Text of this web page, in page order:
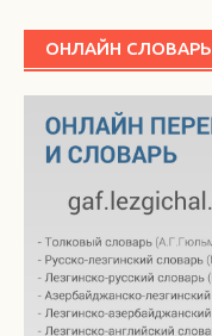
ОНЛАЙН СЛОВАРЬ